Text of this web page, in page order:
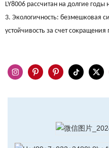
LY8006 рассчитан на долгие
3. Экологичность: безмешковая
устойчивость за счет сокращения